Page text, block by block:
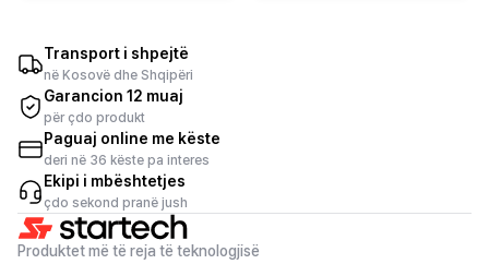
Transport i shpejtë
në Kosovë dhe Shqipëri
Garancion 12 muaj
për çdo produkt
Paguaj online me këste
deri në 36 këste pa interes
Ekipi i mbështetjes
çdo sekond pranë jush
Produktet më të reja të teknologjisë